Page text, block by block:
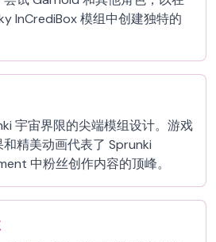
InCrediBox 模组中创建独特的
宇宙界限的尖端模组设计。游戏
精美动画代表了 Sprunki
中粉丝创作内容的顶峰。